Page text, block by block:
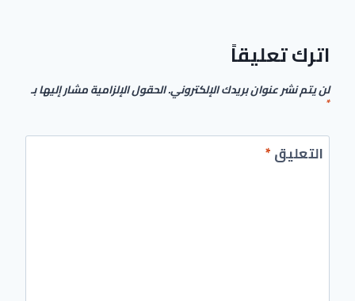
اترك تعليقاً
لن يتم نشر عنوان بريدك الإلكتروني.الحقول الإلزامية مشار إليها بـ
*
التعليق*